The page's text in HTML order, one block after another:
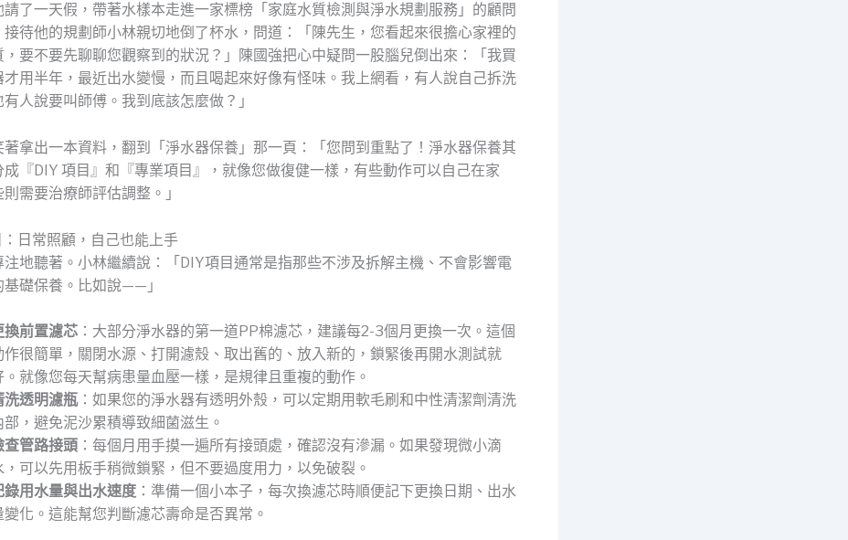
請了一天假，帶著水樣本走進一家標榜「家庭水質檢測與淨水規劃服務」的顧問
接待他的規劃師小林親切地倒了杯水，問道：「陳先生，您看起來很擔心家裡的
，要不要先聊聊您觀察到的狀況？」陳國強把心中疑問一股腦兒倒出來：「我買
才用半年，最近出水變慢，而且喝起來好像有怪味。我上網看，有人說自己拆洗
人說要叫師傅。我到底該怎麼做？」
著拿出一本資料，翻到「淨水器保養」那一頁：「您問到重點了！淨水器保養其
成『DIY 項目』和『專業項目』，就像您做復健一樣，有些動作可以自己在家
需要治療師評估調整。」
：日常照顧，自己也能上手
注地聽著。小林繼續說：「DIY項目通常是指那些不涉及拆解主機、不會影響電
基礎保養。比如說——」
換前置濾芯 ：大部分淨水器的第一道PP棉濾芯，建議每2-3個月更換一次。這個
作很簡單，關閉水源、打開濾殼、取出舊的、放入新的，鎖緊後再開水測試就
。就像您每天幫病患量血壓一樣，是規律且重複的動作。
洗透明濾瓶：如果您的淨水器有透明外殼，可以定期用軟毛刷和中性清潔劑清洗
部，避免泥沙累積導致細菌滋生。
查管路接頭 ：每個月用手摸一遍所有接頭處，確認沒有滲漏。如果發現微小滴
，可以先用板手稍微鎖緊，但不要過度用力，以免破裂。
錄用水量與出水速度 ：準備一個小本子，每次換濾芯時順便記下更換日期、出水
變化。這能幫您判斷濾芯壽命是否異常。